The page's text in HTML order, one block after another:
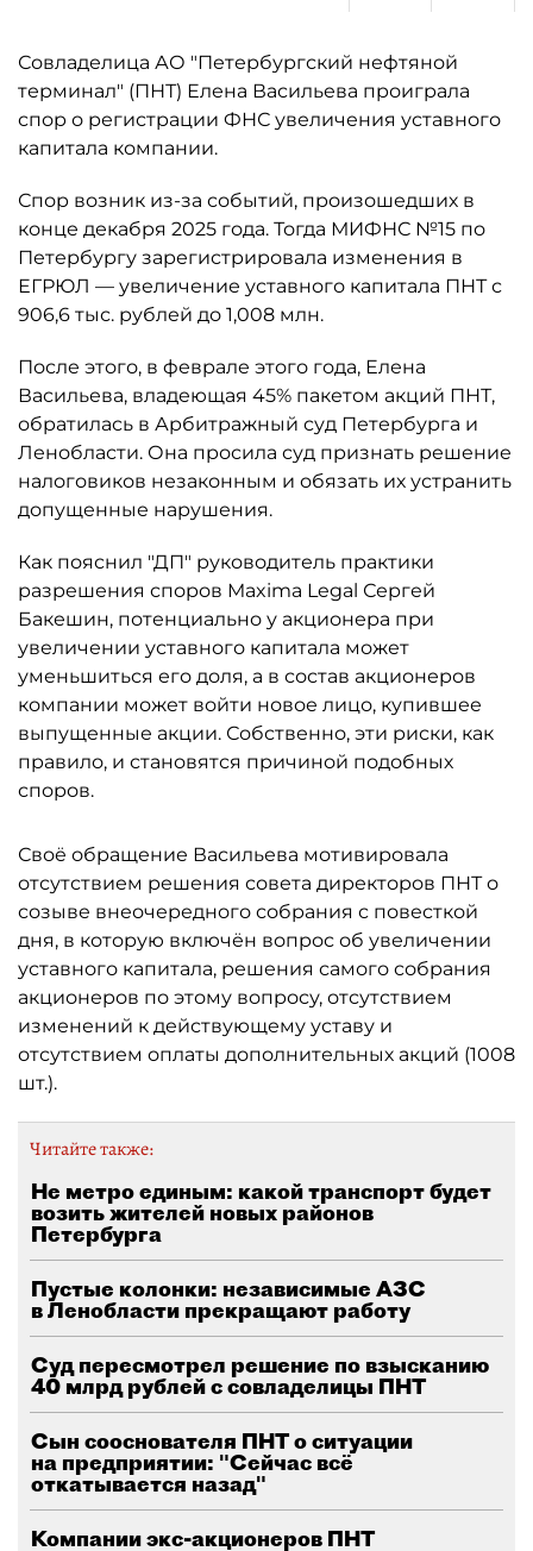
Совладелица АО "Петербургский нефтяной
терминал" (ПНТ) Елена Васильева проиграла
спор о регистрации ФНС увеличения уставного
капитала компании.
Спор возник из-за событий, произошедших в
конце декабря 2025 года. Тогда МИФНС №15 по
Петербургу зарегистрировала изменения в
ЕГРЮЛ — увеличение уставного капитала ПНТ с
906,6 тыс. рублей до 1,008 млн.
После этого, в феврале этого года, Елена
Васильева, владеющая 45% пакетом акций ПНТ,
обратилась в Арбитражный суд Петербурга и
Ленобласти. Она просила суд признать решение
налоговиков незаконным и обязать их устранить
допущенные нарушения.
Как пояснил "ДП" руководитель практики
разрешения споров Maxima Legal Сергей
Бакешин, потенциально у акционера при
увеличении уставного капитала может
уменьшиться его доля, а в состав акционеров
компании может войти новое лицо, купившее
выпущенные акции. Собственно, эти риски, как
правило, и становятся причиной подобных
споров.
Своё обращение Васильева мотивировала
отсутствием решения совета директоров ПНТ о
созыве внеочередного собрания с повесткой
дня, в которую включён вопрос об увеличении
уставного капитала, решения самого собрания
акционеров по этому вопросу, отсутствием
изменений к действующему уставу и
отсутствием оплаты дополнительных акций (1008
шт.).
Читайте также:
Не метро единым: какой транспорт будет
возить жителей новых районов
Петербурга
Пустые колонки: независимые АЗС
в Ленобласти прекращают работу
Суд пересмотрел решение по взысканию
40 млрд рублей с совладелицы ПНТ
Сын сооснователя ПНТ о ситуации
на предприятии: "Сейчас всё
откатывается назад"
Компании экс-акционеров ПНТ